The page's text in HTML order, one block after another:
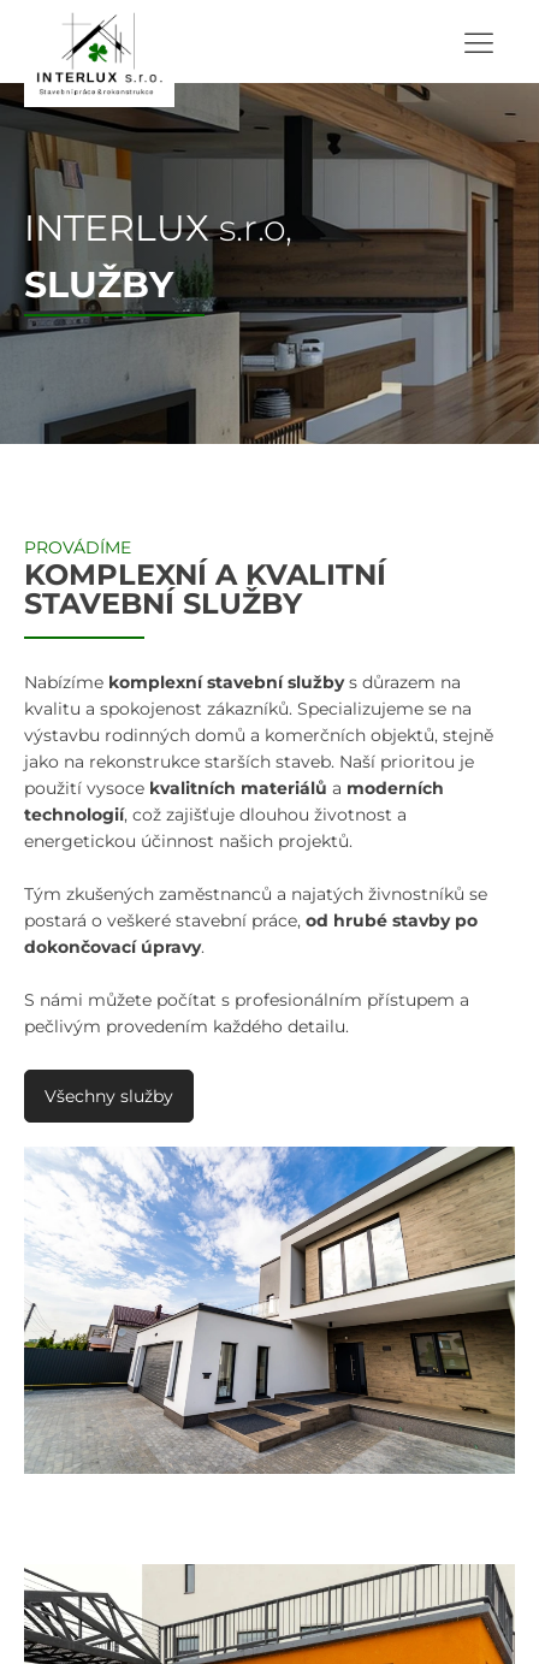
INTERLUXs.r.o,
SLUŽBY
PROVÁDÍME
KOMPLEXNÍ A KVALITNÍ
STAVEBNÍ SLUŽBY
Nabízíme komplexní stavební službys důrazem na
kvalitu a spokojenost zákazníků. Specializujeme se na
výstavbu rodinných domů a komerčních objektů, stejně
jako na rekonstrukce starších staveb. Naší prioritou je
použití vysoce kvalitních materiálů a moderních
technologií, což zajišťuje dlouhou životnost a
energetickou účinnost našich projektů.
Tým zkušených zaměstnanců a najatých živnostníků se
postará o veškeré stavební práce, od hrubé stavby po
dokončovací úpravy.
S námi můžete počítat s profesionálním přístupem a
pečlivým provedením každého detailu.
Všechny služby